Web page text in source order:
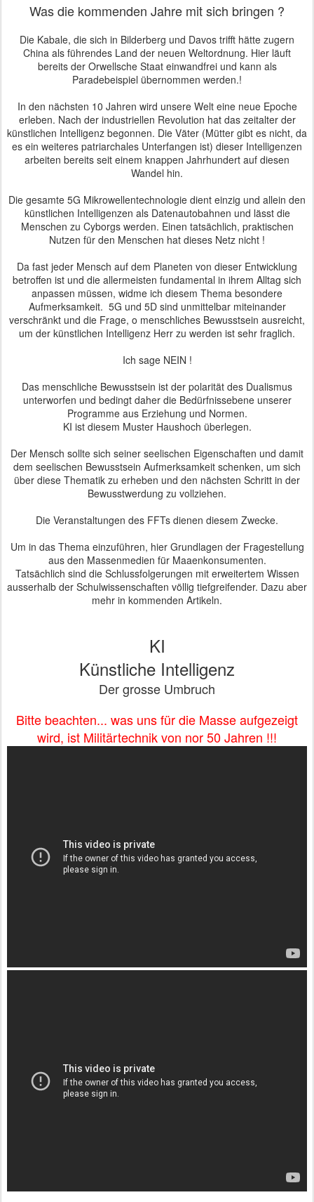
Was die kommenden Jahre mit sich bringen ?
Die Kabale, die sich in Bilderberg und Davos trifft hätte zugern
China als führendes Land der neuen Weltordnung. Hier läuft
bereits der Orwellsche Staat einwandfrei und kann als
Paradebeispiel übernommen werden.!
In den nächsten 10 Jahren wird unsere Welt eine neue Epoche
erleben. Nach der industriellen Revolution hat das zeitalter der
künstlichen Intelligenz begonnen. Die Väter (Mütter gibt es nicht, da
es ein weiteres patriarchales Unterfangen ist) dieser Intelligenzen
arbeiten bereits seit einem knappen Jahrhundert auf diesen
Wandel hin.
Die gesamte 5G Mikrowellentechnologie dient einzig und allein den
künstlichen Intelligenzen als Datenautobahnen und lässt die
Menschen zu Cyborgs werden. Einen tatsächlich, praktischen
Nutzen für den Menschen hat dieses Netz nicht !
Da fast jeder Mensch auf dem Planeten von dieser Entwicklung
betroffen ist und die allermeisten fundamental in ihrem Alltag sich
anpassen müssen, widme ich diesem Thema besondere
Aufmerksamkeit. 5G und 5D sind unmittelbar miteinander
verschränkt und die Frage, o menschliches Bewusstsein ausreicht,
um der künstlichen Intelligenz Herr zu werden ist sehr fraglich.
Ich sage NEIN !
Das menschliche Bewusstsein ist der polarität des Dualismus
unterworfen und bedingt daher die Bedürfnissebene unserer
Programme aus Erziehung und Normen.
KI ist diesem Muster Haushoch überlegen.
Der Mensch sollte sich seiner seelischen Eigenschaften und damit
dem seelischen Bewusstsein Aufmerksamkeit schenken, um sich
über diese Thematik zu erheben und den nächsten Schritt in der
Bewusstwerdung zu vollziehen.
Die Veranstaltungen des FFTs dienen diesem Zwecke.
Um in das Thema einzuführen, hier Grundlagen der Fragestellung
aus den Massenmedien für Maaenkonsumenten.
Tatsächlich sind die Schlussfolgerungen mit erweitertem Wissen
ausserhalb der Schulwissenschaften völlig tiefgreifender. Dazu aber
mehr in kommenden Artikeln.
KI
Künstliche Intelligenz
Der grosse Umbruch
Bitte beachten... was uns für die Masse aufgezeigt
wird, ist Militärtechnik von nor 50 Jahren !!!